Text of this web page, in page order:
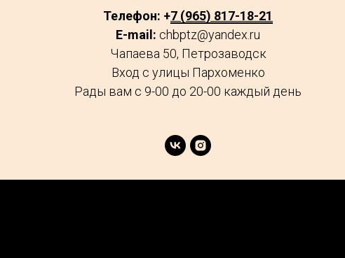
Телефон: +7 (965) 817-18-21
E-mail: chbptz@yandex.ru
Чапаева 50, Петрозаводск
Вход с улицы Пархоменко
Рады вам с 9-00 до 20-00 каждый день